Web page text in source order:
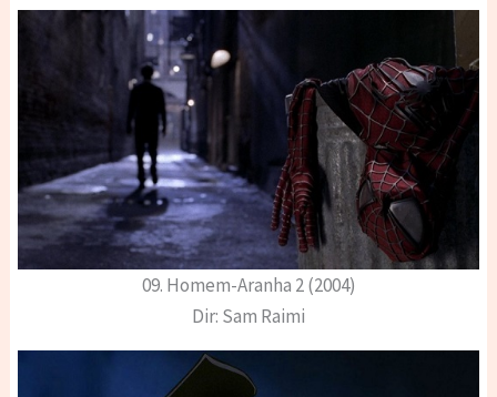
09. Homem-Aranha 2 (2004)
Dir: Sam Raimi